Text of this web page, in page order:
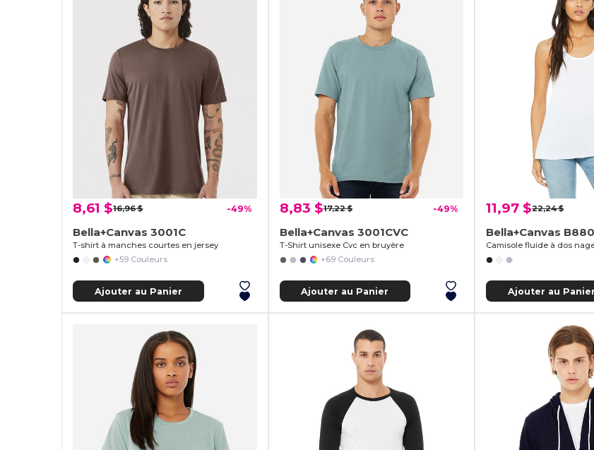
8,61 $16,96 $ -49%
Bella+Canvas 3001C
T-shirt à manches courtes en jersey
+59 Couleurs
Ajouter au Panier
8,83 $17,22 $ -49%
Bella+Canvas 3001CVC
T-Shirt unisexe Cvc en bruyère
+69 Couleurs
Ajouter au Panier
11,97 $22,24 $
Bella+Canvas
Camisole fluide à dos
Ajouter au Panier